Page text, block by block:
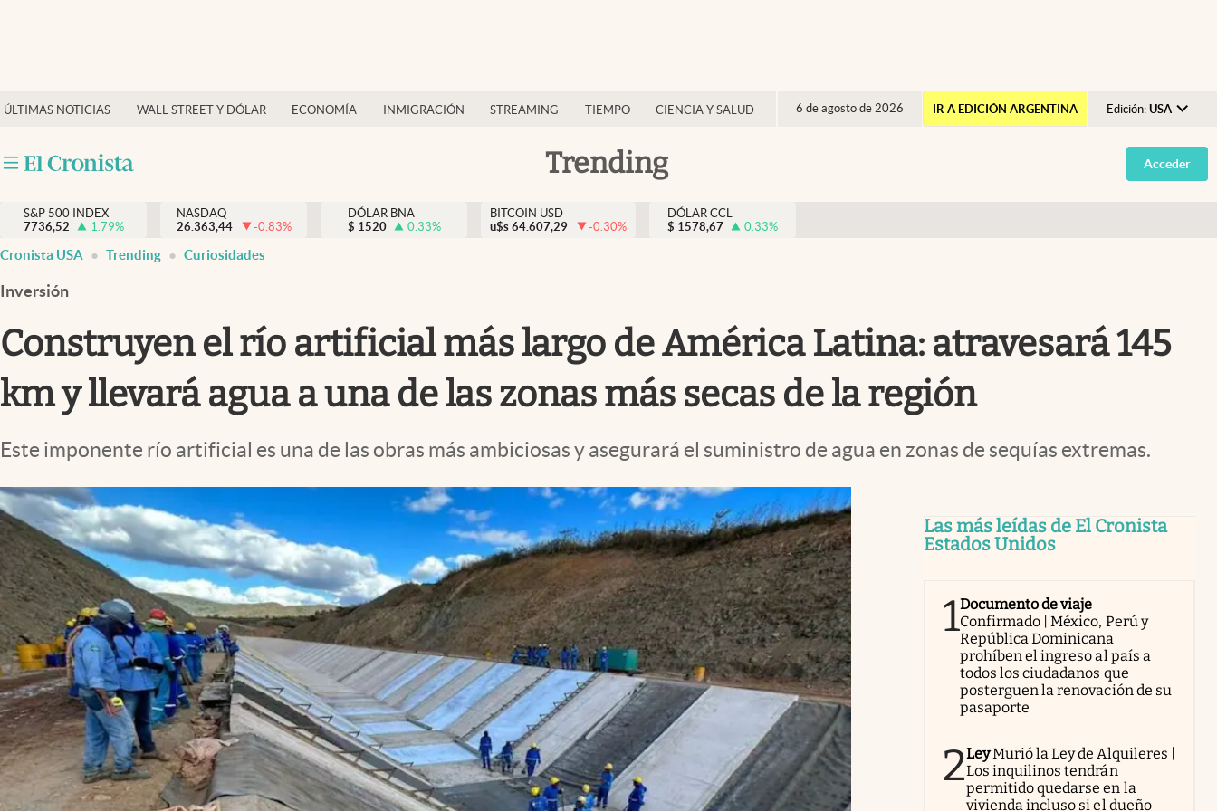
ÚLTIMAS NOTICIAS WALL STREET Y DÓLAR ECONOMÍA INMIGRACIÓN STREAMING TIEMPO CIENCIA Y SALUD 6 de agosto de 2026 IR A EDICIÓN ARGENTINA Edición: USA
Argentina
España
Trending
Finanzas y economía
Inmigración
Trending
Streaming
PC y mobile
Acceder
S&P 500 INDEX
7736,52
1.79%
NASDAQ
26.363,44
-0.83%
DÓLAR BNA
$ 1520 0.33%
BITCOIN USD
u$s 64.607,29 -0.30%
DÓLAR CCL
$ 1578,67 0.33%
Cronista USA Trending Curiosidades
Inversión
Construyen el río artificial más largo de América Latina: atravesará 145
km y llevará agua a una de las zonas más secas de la región
Este imponente río artificial es una de las obras más ambiciosas y asegurará el suministro de agua en zonas de sequías extremas.
Las más leídas de El Cronista
Estados Unidos
1Documento de viaje
Confirmado | México, Perú y
República Dominicana
prohíben el ingreso al país a
todos los ciudadanos que
posterguen la renovación de su
pasaporte
2LeyMurió la Ley de Alquileres |
Los inquilinos tendrán
permitido quedarse en la
vivienda incluso si el dueño